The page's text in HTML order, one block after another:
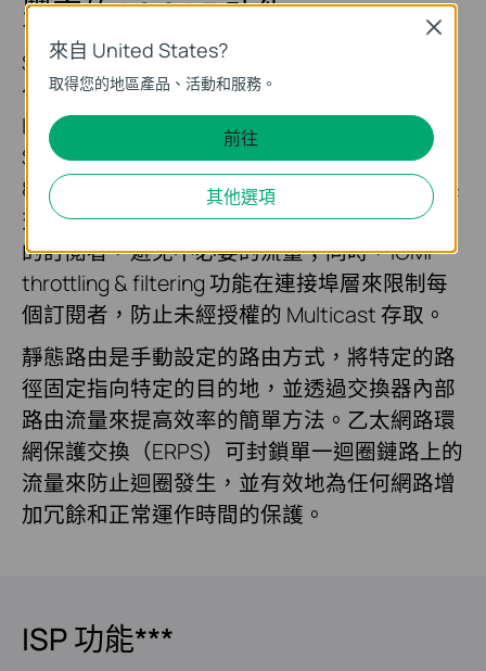
豐富的 L2 & L3 功能
S5500-4XHPP2XF 支援完整的 L2 和 L3 功能，
包括 Proxy ARP、靜態路由、OAM、DDM、
L2PT、DLDP、802.1Q VLAN、Port Mirroring、
STP/RSTP/MSTP、鏈路聚合控制協定和
802.3x 流量控制。進階的 IGMP Snooping 確保
交換器智慧地將 Multicast 串流只轉發給適當
的訂閱者，避免不必要的流量；同時，IGMP
throttling & filtering 功能在連接埠層來限制每
個訂閱者，防止未經授權的 Multicast 存取。
靜態路由是手動設定的路由方式，將特定的路
徑固定指向特定的目的地，並透過交換器內部
路由流量來提高效率的簡單方法。乙太網路環
網保護交換（ERPS）可封鎖單一迴圈鏈路上的
流量來防止迴圈發生，並有效地為任何網路增
加冗餘和正常運作時間的保護。
ISP 功能***
來自 United States?
取得您的地區產品、活動和服務。
前往
其他選項
Close